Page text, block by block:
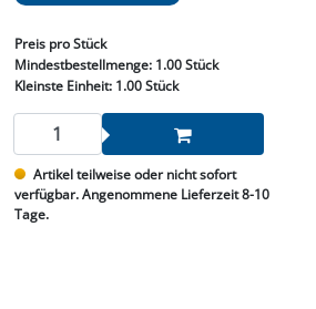
Preis pro Stück
Mindestbestellmenge: 1.00 Stück
Kleinste Einheit:1.00 Stück
Artikel teilweise oder nicht sofort
verfügbar. Angenommene Lieferzeit 8-10
Tage.